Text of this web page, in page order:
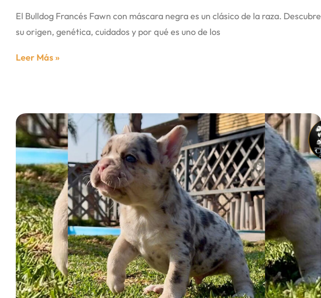
El Bulldog Francés Fawn con máscara negra es un clásico de la raza. Descubre
su origen, genética, cuidados y por qué es uno de los
Leer Más »